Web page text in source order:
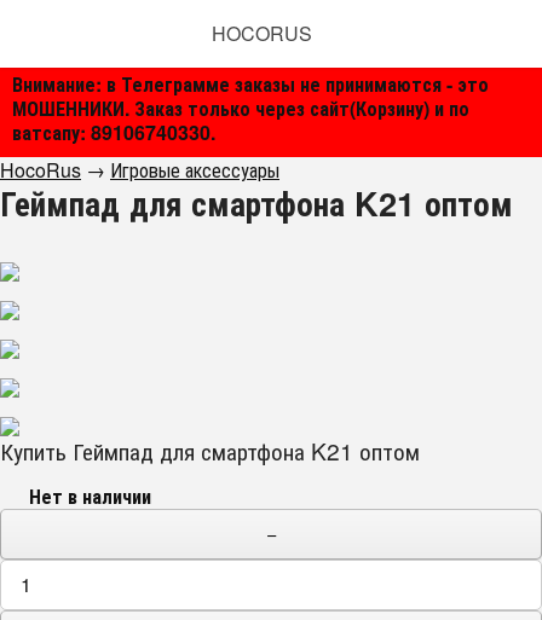
Внимание: в Телеграмме заказы не принимаются - это
МОШЕННИКИ. Заказ только через сайт(Корзину) и по
ватсапу: 89106740330.
HOCORUS
HocoRus → Игровые аксессуары
Геймпад для смартфона K21 оптом
Купить Геймпад для смартфона K21 оптом
Нет в наличии
−